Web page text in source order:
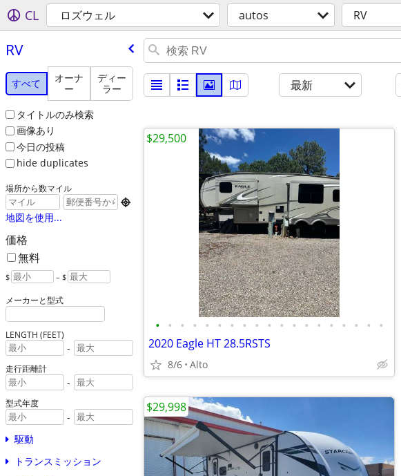
CL ロズウェル autos RV
RV
すべて
オーナ
ー
ディー
ラー
タイトルのみ検索
画像あり
今日の投稿
hide duplicates
場所から数マイル

地図を使用...
価格
無料
$ – $
メーカーと型式
LENGTH (FEET)
-
走行距離計
-
型式年度
-
駆動
トランスミッション
最新
• • • • • • • • • • • • • • • • • • •
2020 Eagle HT 28.5RSTS
8/6 Alto
$29,500
$29,998